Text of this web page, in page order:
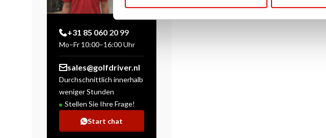
+31 85 060 20 99
Mo–Fr 10:00–16:00 Uhr
sales@golfdriver.nl
Durchschnittlich innerhalb
weniger Stunden
Stellen Sie Ihre Frage!
Start chat